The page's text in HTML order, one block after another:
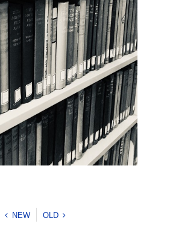
NEW OLD